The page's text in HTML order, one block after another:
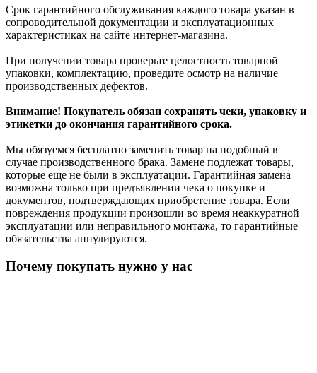
Срок гарантийного обслуживания каждого товара указан в
сопроводительной документации и эксплуатационных
характеристиках на сайте интернет-магазина.
При получении товара проверьте целостность товарной
упаковки, комплектацию, проведите осмотр на наличие
производственных дефектов.
Внимание! Покупатель обязан сохранять чеки, упаковку и
этикетки до окончания гарантийного срока.
Мы обязуемся бесплатно заменить товар на подобный в
случае производственного брака. Замене подлежат товары,
которые еще не были в эксплуатации. Гарантийная замена
возможна только при предъявлении чека о покупке и
документов, подтверждающих приобретение товара. Если
повреждения продукции произошли во время неаккуратной
эксплуатации или неправильного монтажа, то гарантийные
обязательства аннулируются.
Почему покупать нужно у нас